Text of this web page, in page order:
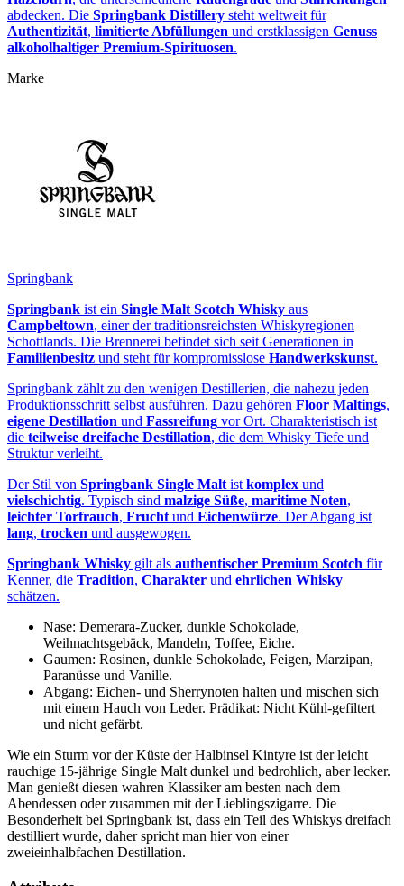
abdecken. Die Springbank Distillery steht weltweit für
Authentizität, limitierte Abfüllungen und erstklassigen Genuss
alkoholhaltiger Premium‑Spirituosen.
Marke
Springbank
Springbank ist ein Single Malt Scotch Whisky aus
Campbeltown, einer der traditionsreichsten Whiskyregionen
Schottlands. Die Brennerei befindet sich seit Generationen in
Familienbesitz und steht für kompromisslose Handwerkskunst.
Springbank zählt zu den wenigen Destillerien, die nahezu jeden
Produktionsschritt selbst ausführen. Dazu gehören Floor Maltings,
eigene Destillation und Fassreifung vor Ort. Charakteristisch ist
die teilweise dreifache Destillation, die dem Whisky Tiefe und
Struktur verleiht.
Der Stil von Springbank Single Malt ist komplex und
vielschichtig. Typisch sind malzige Süße, maritime Noten,
leichter Torfrauch, Frucht und Eichenwürze. Der Abgang ist
lang, trocken und ausgewogen.
Springbank Whisky gilt als authentischer Premium Scotch für
Kenner, die Tradition, Charakter und ehrlichen Whisky
schätzen.
Nase: Demerara-Zucker, dunkle Schokolade,
Weihnachtsgebäck, Mandeln, Toffee, Eiche.
Gaumen: Rosinen, dunkle Schokolade, Feigen, Marzipan,
Paranüsse und Vanille.
Abgang: Eichen- und Sherrynoten halten und mischen sich
mit einem Hauch von Leder. Prädikat: Nicht Kühl-gefiltert
und nicht gefärbt.
Wie ein Sturm vor der Küste der Halbinsel Kintyre ist der leicht
rauchige 15-jährige Single Malt dunkel und bedrohlich, aber lecker.
Man genießt diesen wahren Klassiker am besten nach dem
Abendessen oder zusammen mit der Lieblingszigarre. Die
Besonderheit bei Springbank ist, dass ein Teil des Whiskys dreifach
destilliert wurde, daher spricht man hier von einer
zweieinhalbfachen Destillation.